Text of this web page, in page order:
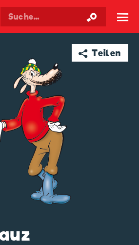
Disneys Taschenbuch ☰
➦ Teilen